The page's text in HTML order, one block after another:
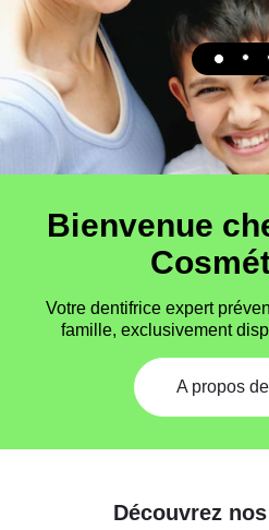
Bienvenue
Votre dentifrice expert
famille, exclusivement
A propos
Découvrez